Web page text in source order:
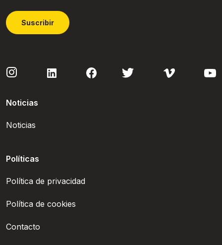
Suscribir
Noticias
Noticias
Políticas
Política de privacidad
Política de cookies
Contacto